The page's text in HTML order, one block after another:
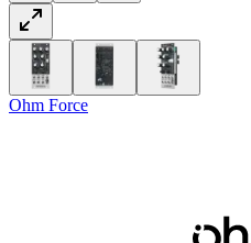
Ohm Force